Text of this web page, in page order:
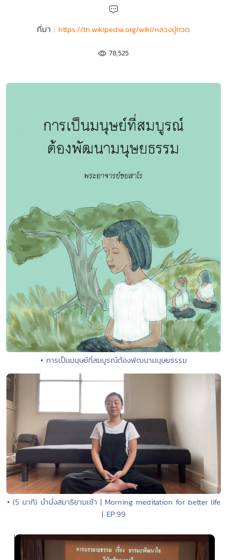
ที่มา : https://th.wikipedia.org/wiki/หลวงปู่ทวด
78,525
• การเป็นมนุษย์ที่สมบูรณ์ต้องพัฒนามนุษยธรรม
• (5 นาที) นำนั่งสมาธิยามเช้า | Morning meditation for better life
| EP.99